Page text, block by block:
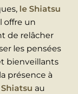
le Shiatsu
offre un
de relâcher
les pensées
bienveillants
présence à
Shiatsu au